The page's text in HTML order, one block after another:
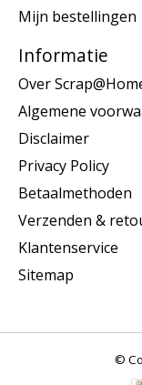
Mijn bestellingen
Informatie
Over
Algemene
Disclaimer
Privacy Policy
Betaalmethoden
Verzenden &
Klantenservice
Sitemap
©